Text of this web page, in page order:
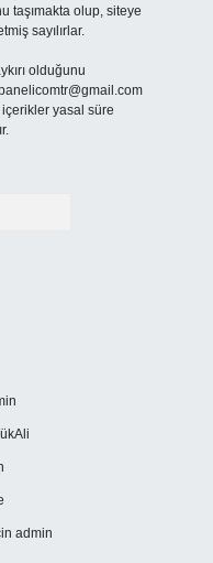
taşımakta olup, siteye
sayılırlar.
olduğunu
yasal süre
admin